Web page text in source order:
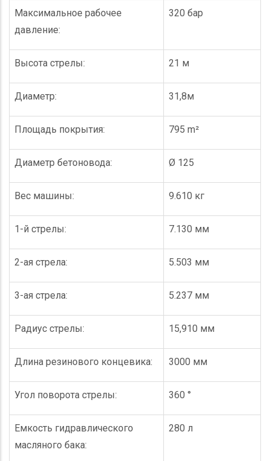
Максимальное рабочее
давление:
320 бар
Высота стрелы: 21 м
Диаметр: 31,8м
Площадь покрытия: 795 m²
Диаметр бетоновода: Ø 125
Вес машины: 9.610 кг
1-й стрелы: 7.130 мм
2-ая стрела: 5.503 мм
3-ая стрела: 5.237 мм
Радиус стрелы: 15,910 мм
Длина резинового концевика: 3000 мм
Угол поворота стрелы: 360 °
Емкость гидравлического
масляного бака:
280 л